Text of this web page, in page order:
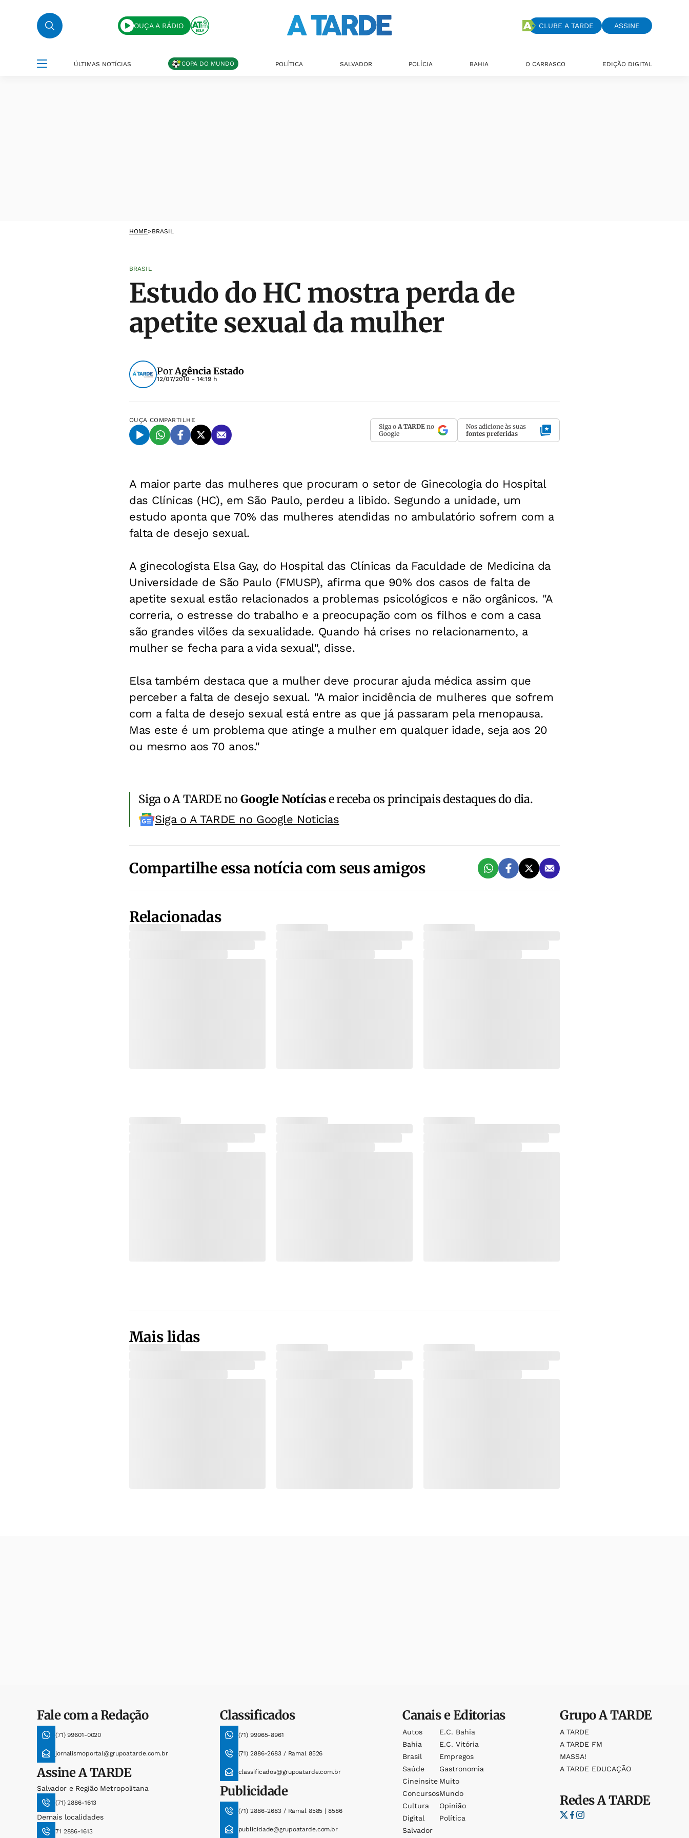
OUÇA A RÁDIO CLUBE A TARDE ASSINE
ÚLTIMAS NOTÍCIAS COPA DO MUNDO POLÍTICA SALVADOR POLÍCIA BAHIA O CARRASCO EDIÇÃO DIGITAL
HOME>BRASIL
BRASIL
Estudo do HC mostra perda de
apetite sexual da mulher
PorAgência Estado
12/07/2010 - 14:19 h
OUÇA COMPARTILHE
Siga o A TARDE no
Google
Nos adicione às suas
fontes preferidas
A maior parte das mulheres que procuram o setor de Ginecologia do Hospital
das Clínicas (HC), em São Paulo, perdeu a libido. Segundo a unidade, um
estudo aponta que 70% das mulheres atendidas no ambulatório sofrem com a
falta de desejo sexual.
A ginecologista Elsa Gay, do Hospital das Clínicas da Faculdade de Medicina da
Universidade de São Paulo (FMUSP), afirma que 90% dos casos de falta de
apetite sexual estão relacionados a problemas psicológicos e não orgânicos. "A
correria, o estresse do trabalho e a preocupação com os filhos e com a casa
são grandes vilões da sexualidade. Quando há crises no relacionamento, a
mulher se fecha para a vida sexual", disse.
Elsa também destaca que a mulher deve procurar ajuda médica assim que
perceber a falta de desejo sexual. "A maior incidência de mulheres que sofrem
com a falta de desejo sexual está entre as que já passaram pela menopausa.
Mas este é um problema que atinge a mulher em qualquer idade, seja aos 20
ou mesmo aos 70 anos."
Siga o A TARDE noGoogle Notíciase receba os principais destaques do dia.
Siga o A TARDE no Google Noticias
Compartilhe essa notícia com seus amigos
Relacionadas
Mais lidas
Fale com a Redação
(71) 99601-0020
jornalismoportal@grupoatarde.com.br
AssineA TARDE
Salvador e Região Metropolitana
(71) 2886-1613
Demais localidades
71 2886-1613
Classificados
(71) 99965-8961
(71) 2886-2683 / Ramal 8526
classificados@grupoatarde.com.br
Publicidade
(71) 2886-2683 / Ramal 8585 | 8586
publicidade@grupoatarde.com.br
Canais e Editorias
Autos
Bahia
Brasil
Saúde
Cineinsite
Concursos
Cultura
Digital
Salvador
E.c. Bahia
E.c. Vitória
Empregos
Gastronomia
Muito
Mundo
Opinião
Política
GrupoA TARDE
A TARDE
A TARDE FM
MASSA!
A TARDE EDUCAÇÃO
RedesA TARDE